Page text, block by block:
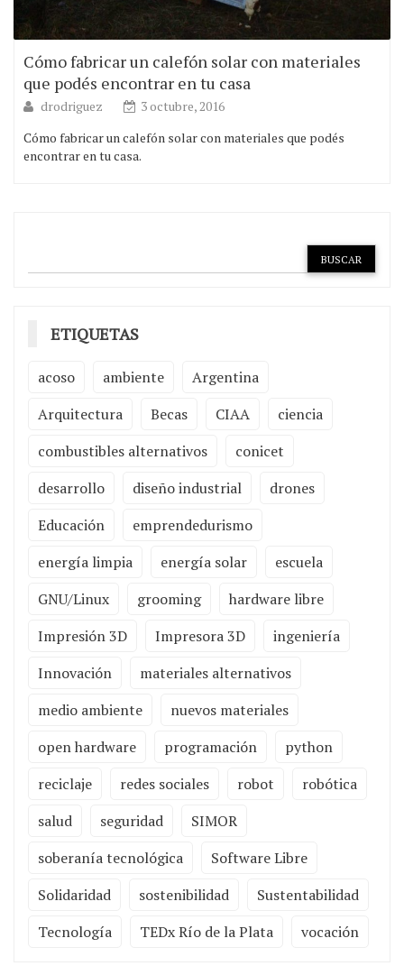
Cómo fabricar un calefón solar con materiales
que podés encontrar en tu casa
drodriguez
3 octubre, 2016
Cómo fabricar un calefón solar con materiales que podés
encontrar en tu casa.
ETIQUETAS
acoso ambiente
Argentina
Arquitectura
Becas CIAA
ciencia
combustibles alternativos
conicet
desarrollo
diseño industrial
drones
Educación
emprendedurismo
energía limpia
energía solar
escuela
GNU/Linux
grooming
hardware libre
Impresión 3D
Impresora 3D
ingeniería
Innovación
materiales alternativos
medio ambiente
nuevos materiales
open hardware
programación
python
reciclaje
redes sociales robot
robótica
salud
seguridad
SIMOR
soberanía tecnológica
Software Libre
Solidaridad
sostenibilidad
Sustentabilidad
Tecnología
TEDx Río de la Plata vocación